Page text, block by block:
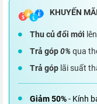
Thu củ đổi mới
Trả góp0%qua
Trả góp lãi suất
Giảm 50%- Kính